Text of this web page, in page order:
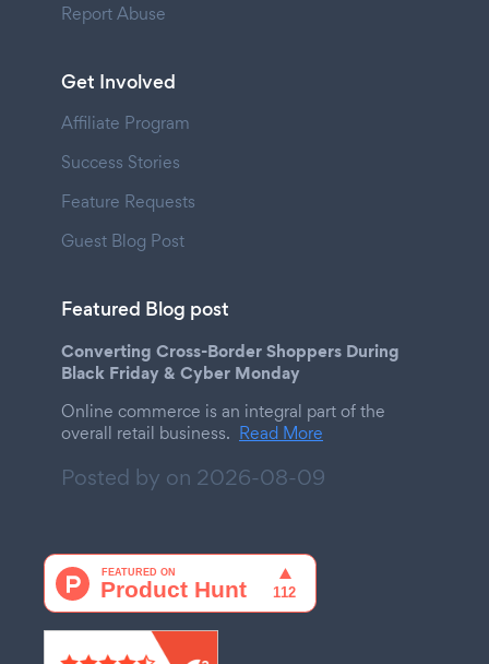
Report Abuse
Get Involved
Affiliate Program
Success Stories
Feature Requests
Guest Blog Post
Featured Blog post
Converting Cross-Border Shoppers During
Black Friday & Cyber Monday
Online commerce is an integral part of the
overall retail business. Read More
Posted by on 2026-08-09